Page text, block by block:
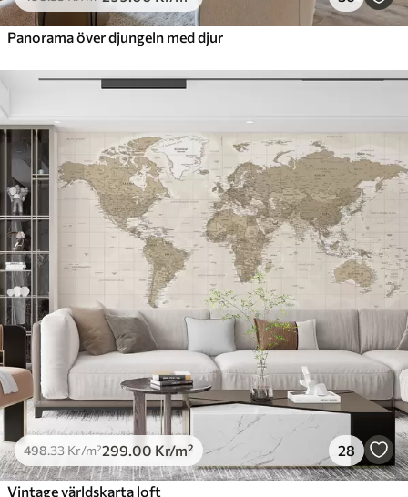
Panorama över djungeln med djur
498.33Kr/m²299 .00 Kr/m² 28
Vintage världskarta loft